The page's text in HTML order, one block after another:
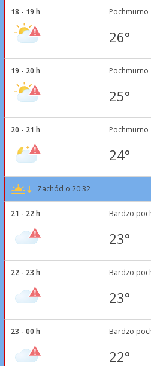
18 - 19 h Pochmurno
26°
19 - 20 h Pochmurno
25°
20 - 21 h Pochmurno
24°
Zachód o 20:32
21 - 22 h Bardzo
23°
22 - 23 h Bardzo
23°
23 - 00 h Bardzo
22°